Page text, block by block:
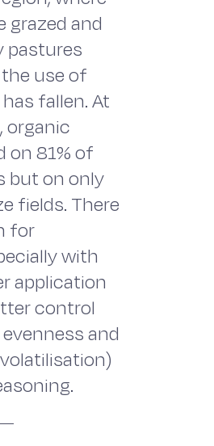
grazed and
pastures
use of
fallen. At
organic
on 81% of
but on only
fields. There
for
with
application
control
and